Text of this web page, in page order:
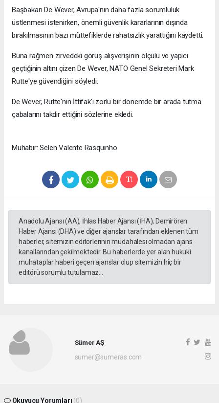
Başbakan De Wever, Avrupa'nın daha fazla sorumluluk
üstlenmesi istenirken, önemli güvenlik kararlarının dışında
bırakılmasının bazı müttefiklerde rahatsızlık yarattığını kaydetti.
Buna rağmen zirvedeki görüş alışverişinin ölçülü ve yapıcı
geçtiğinin altını çizen De Wever, NATO Genel Sekreteri Mark
Rutte'ye güvendiğini söyledi.
De Wever, Rutte'nin İttifak'ı zorlu bir dönemde bir arada tutma
çabalarını takdir ettiğini sözlerine ekledi.
Muhabir: Selen Valente Rasquinho
Anadolu Ajansı (AA), İhlas Haber Ajansı (İHA), Demirören
Haber Ajansı (DHA) ve diğer ajanslar tarafından eklenen tüm
haberler, sitemizin editörlerinin müdahalesi olmadan ajans
kanallarından çekilmektedir. Bu haberlerde yer alan hukuki
muhataplar haberi geçen ajanslar olup sitemizin hiç bir
editörü sorumlu tutulamaz...
Sümer AŞ
sumer@sumeras.com
Okuyucu Yorumları (0)